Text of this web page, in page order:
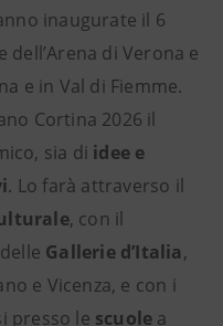
inaugurate il 6
di Verona e
e in Val di Fiemme.
Cortina 2026 il
sia di idee e
. Lo farà attraverso il
, con il
Gallerie d’Italia,
e Vicenza, e con i
presso le scuole a